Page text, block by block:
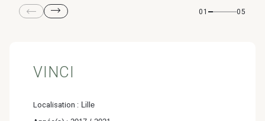
& Transition
01 05
VINCI
Localisation : Lille